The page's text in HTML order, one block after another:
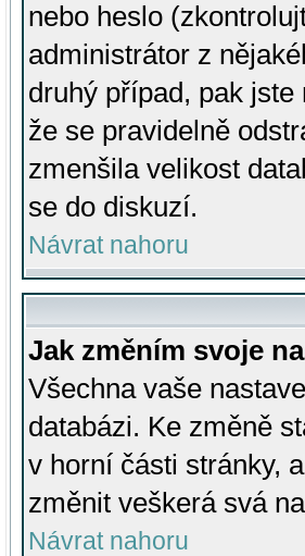
nebo heslo
administrátor z
druhý případ, pak
že se pravidelně
zmenšila velikost
se do diskuzí.
Návrat nahoru
Jak změním svoje
Všechna vaše
databázi. Ke změně
v horní části stránky,
změnit veškerá svá
Návrat nahoru